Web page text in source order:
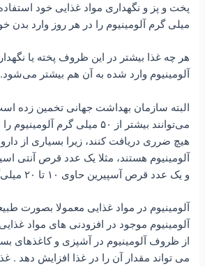
میلی گرم آلومینیوم را در هر روز وارد‌ ‌بدن
هر چه غذا بیشتر در این ظروف پخته یا
آلومینیوم وارد شده به آن هم بیشتر می‌شود.
البته سازمان بهداشت جهانی تخمین زده
می‌توانند بیشتر از ۵۰ میلی گرم
هیچ ضرری‌ ‌دریافت کنند، زیرا بسیاری از
و یک عدد قرص آسپیرین حاوی ۱۰ تا ۲۰ میلی‌گرم آلومینیوم است.
آلومینیوم در مواد غذایی معمولا بصورت
آلومینیوم موجود در افزودنی های مواد
از ظروف آلومینیوم در آشپزی و کاغذهای
می تواند مقدار آن را در غذا افزایش دهد .